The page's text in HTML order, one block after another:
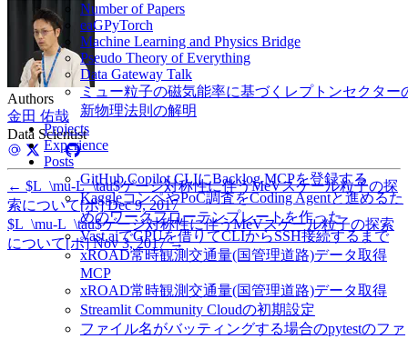
Number of Papers
eaGPyTorch
Machine Learning and Physics Bridge
Pseudo Theory of Everything
Data Gateway Talk
ミュー粒子の磁気能率に基づくレプトンセクター
新物理法則の解明
Projects
Experience
Posts
GitHub Copilot CLIにBacklog MCPを登録する
KaggleコンペやPoC調査をCoding Agentと進めるた
めのワークフローテンプレートを作った
Vast.aiでGPUを借りてCLIからSSH接続するまで
xROAD常時観測交通量(国管理道路)データ取得
MCP
xROAD常時観測交通量(国管理道路)データ取得
Streamlit Community Cloudの初期設定
ファイル名がバッティングする場合のpytestのファ
Authors
金田 佑哉
Data Scientist
← $L_\mu-L_\tau$ゲージ対称性に伴うMeVスケール粒子の探
索について[ポ] Dec 9, 2017
$L_\mu-L_\tau$ゲージ対称性に伴うMeVスケール粒子の探索
について[ポ] Nov 3, 2017→